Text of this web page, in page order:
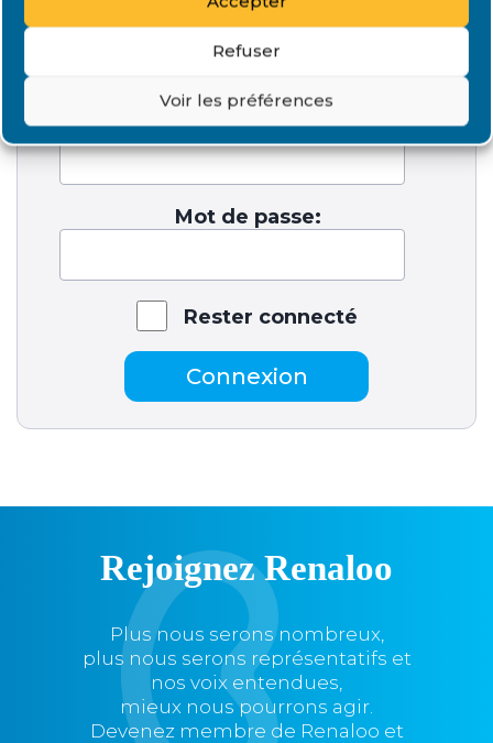
Refuser
Voir les préférences
Identifiant:
Mot de passe:
Rester connecté
Connexion
Rejoignez Renaloo
Plus nous serons nombreux,
plus nous serons représentatifs et
nos voix entendues,
mieux nous pourrons agir.
Devenez membre de Renaloo et